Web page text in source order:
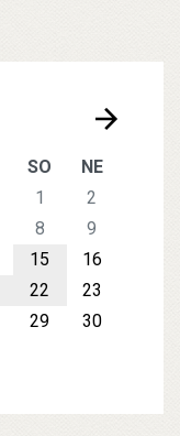
SO
NE
1
2
8
9
15
16
22
23
29
30